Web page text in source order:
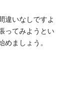
違いなしですよ
ってみようとい
ましょう。